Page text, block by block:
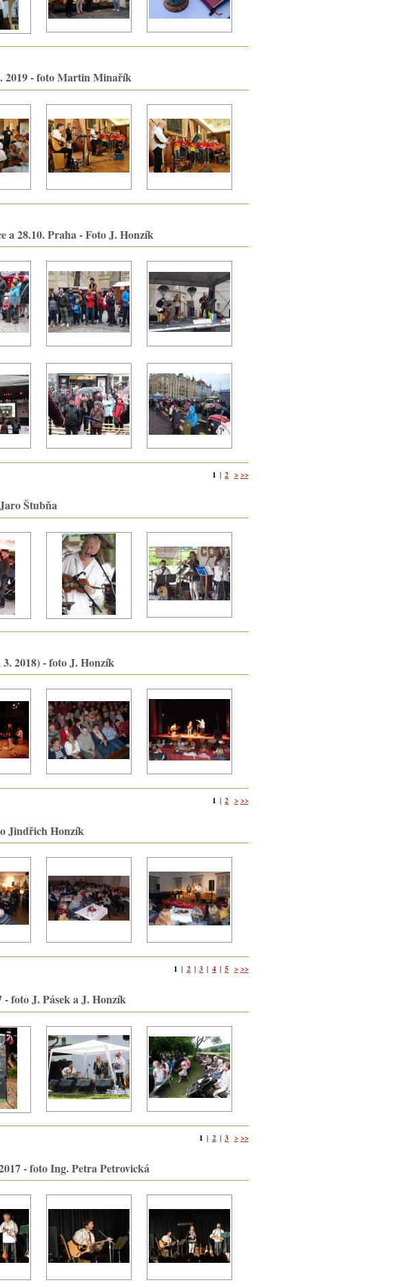
2019 - foto Martin Minařík
a 28.10. Praha - Foto J. Honzík
1 | 2 > >>
Štubňa
2018) - foto J. Honzík
1 | 2 > >>
Jindřich Honzík
1 | 2 | 3 | 4 | 5 > >>
foto J. Pásek a J. Honzík
1 | 2 | 3 > >>
- foto Ing. Petra Petrovická